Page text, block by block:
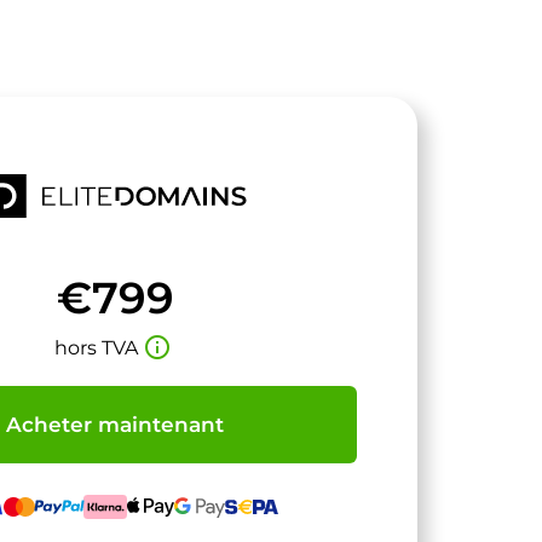
€799
hors TVA info_outline
Acheter maintenant